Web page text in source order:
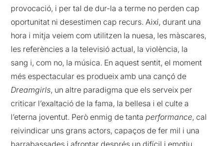
provocació, i per tal de dur-la a terme no perden cap
oportunitat ni desestimen cap recurs. Així, durant una
hora i mitja veiem com utilitzen la nuesa, les màscares,
les referències a la televisió actual, la violència, la
sang i, com no, la música. En aquest sentit, el moment
més espectacular es produeix amb una cançó de
Dreamgirls, un altre paradigma que els serveix per
criticar l’exaltació de la fama, la bellesa i el culte a
l’eterna joventut. Però enmig de tantaperformance, cal
reivindicar uns grans actors, capaços de fer mil i una
barrabassades i afrontar després un difícil i emotiu